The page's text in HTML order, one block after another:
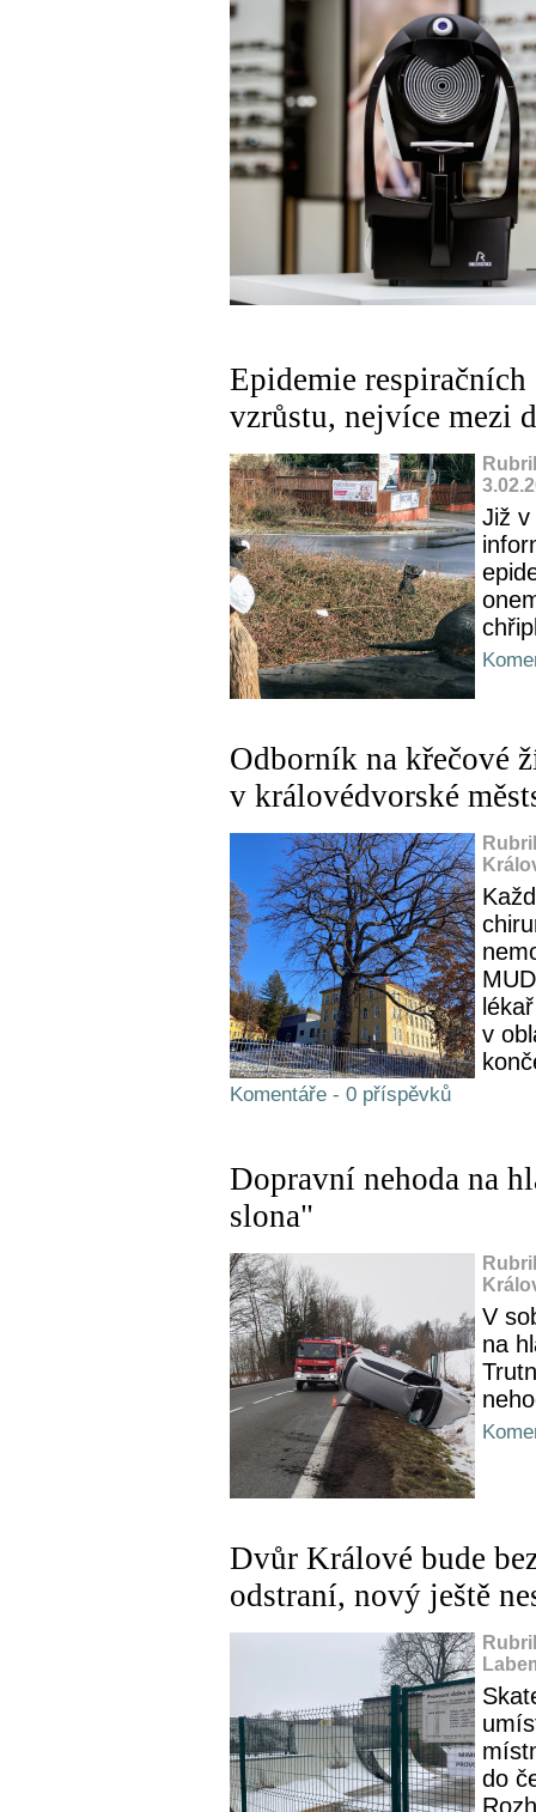
Epidemie
vzrůstu, nejvíce mezi
Již v
Odborník na křečové
v královédvorské
v
Komentáře - 0 příspěvků
Dopravní nehoda na
slona"
V
na
Dvůr Králové bude
odstraní, nový ještě
do